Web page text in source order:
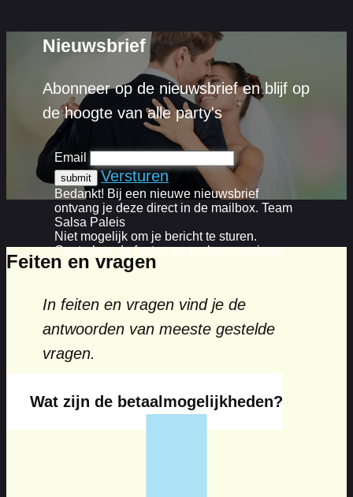
Nieuwsbrief
Abonneer op de nieuwsbrief en blijf op
de hoogte van alle party's
Email
Versturen
Bedankt! Bij een nieuwe nieuwsbrief
ontvang je deze direct in de mailbox. Team
Salsa Paleis
Niet mogelijk om je bericht te sturen.
Controleer de fouten en probeer opnieuw
a.u.b. .
Feiten en vragen
In feiten en vragen vind je de
antwoorden van meeste gestelde
vragen.
Wat zijn de betaalmogelijkheden?